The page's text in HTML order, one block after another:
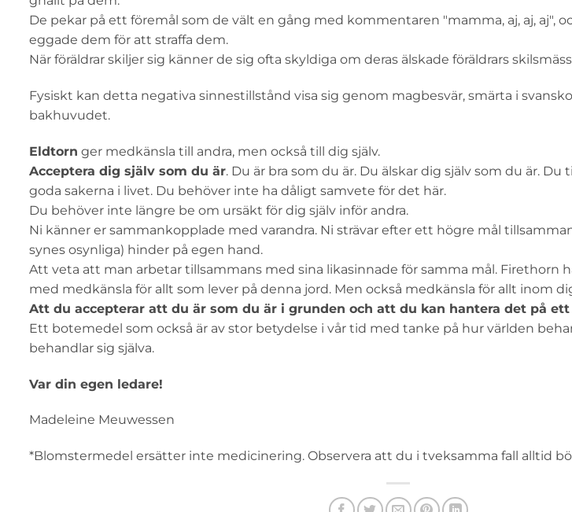
De pekar på ett föremål som de vält en gång med kommentaren "mamma, aj, aj, aj",
eggade dem för att straffa dem.
När föräldrar skiljer sig känner de sig ofta skyldiga om deras älskade föräldrars
Fysiskt kan detta negativa sinnestillstånd visa sig genom magbesvär, smärta i
bakhuvudet.
Eldtorn ger medkänsla till andra, men också till dig själv.
Acceptera dig själv som du är. Du är bra som du är. Du älskar dig själv som du är.
goda sakerna i livet. Du behöver inte ha dåligt samvete för det här.
Du behöver inte längre be om ursäkt för dig själv inför andra.
Ni känner er sammankopplade med varandra. Ni strävar efter ett högre mål
synes osynliga) hinder på egen hand.
Att veta att man arbetar tillsammans med sina likasinnade för samma mål. Firethorn
med medkänsla för allt som lever på denna jord. Men också medkänsla för allt inom
Att du accepterar att du är som du är i grunden och att du kan hantera det på
Ett botemedel som också är av stor betydelse i vår tid med tanke på hur världen
behandlar sig själva.
Var din egen ledare!
Madeleine Meuwessen
*Blomstermedel ersätter inte medicinering. Observera att du i tveksamma fall alltid